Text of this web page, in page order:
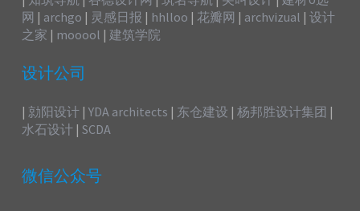
网 | archgo | 灵感日报 | hhlloo | 花瓣网 | archvizual |设计
之家 | mooool | 建筑学院
设计公司
| 勍阳设计 |YDA architects | 东仓建设 |杨邦胜设计集团 |
水石设计 |SCDA
微信公众号